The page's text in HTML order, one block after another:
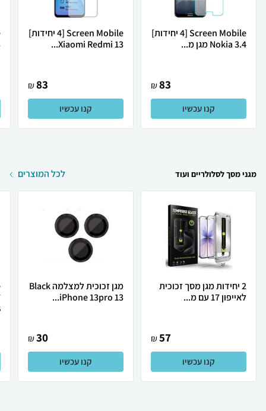
Screen Mobile [4 יחידות]
Nokia 3.4 מגן מ...
83
₪
קנו עכשיו
Screen Mobile [4 יחידות]
Xiaomi Redmi 13...
83
₪
קנו עכשיו
מגני מסך לסלולריים ועוד לכל המוצרים
2 יחידות מגן מסך זכוכית
לאייפון 17 עם מ...
57
₪
קנו עכשיו
מגן זכוכית למצלמה Black
iPhone 13pro 13...
30
₪
קנו עכשיו